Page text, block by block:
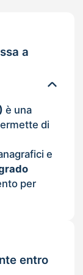
a
è una
di
e
per
entro